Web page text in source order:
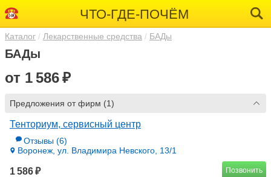
ЧТО-ГДЕ-ПОЧЁМ
Каталог Лекарственные средства БАДы
БАДы
от 1 586 ₽
Предложения от фирм (1)
Тенториум, сервисный центр
Отзывы (6)
Воронеж, ул. Владимира Невского, 13/1
1 586 ₽ Позвонить